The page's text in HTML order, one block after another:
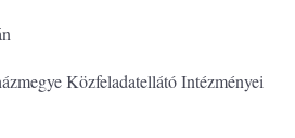
Közfeladatellátó Intézményei